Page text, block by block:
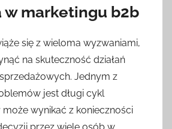
w marketingu b2b
się z wieloma wyzwaniami,
na skuteczność działań
Jednym z
jest długi cykl
wynikać z konieczności
przez wiele osób w